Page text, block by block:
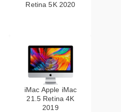
Retina 5K 2020
iMac Apple iMac
21.5 Retina 4K
2019